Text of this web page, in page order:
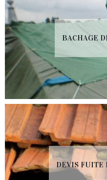
BACHAGE
DEVIS FUITE